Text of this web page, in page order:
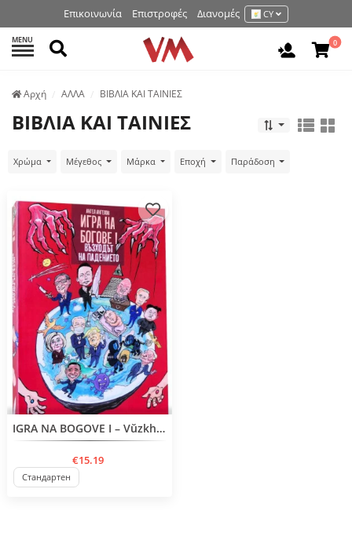
Επικοινωνία Επιστροφές Διανομές CY
MENU Αναζήτηση 0
Аρχή ΑΛΛΑ ΒΙΒΛΙΑ ΚΑΙ ΤΑΙΝΙΕΣ
ΒΙΒΛΙΑ ΚΑΙ ΤΑΙΝΙΕΣ
Χρώμα Μέγεθος Μάρκα Εποχή Παράδοση
BESTSELLERIGRA NA BOGOVE I – Vŭzkhodŭt na padenieto 40 / 5 000 Резултати за превод Резултат за превод GAME OF GODS I - The Rise of the Fall
€15.19
Стандартен